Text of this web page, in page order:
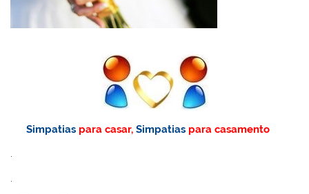
Simpatiaspara casar, Simpatiaspara casamento
.